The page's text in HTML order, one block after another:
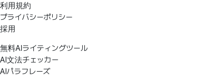
利用規約
プライバシーポリシー
採用
無料AIライティングツール
AI文法チェッカー
AIパラフレーズ